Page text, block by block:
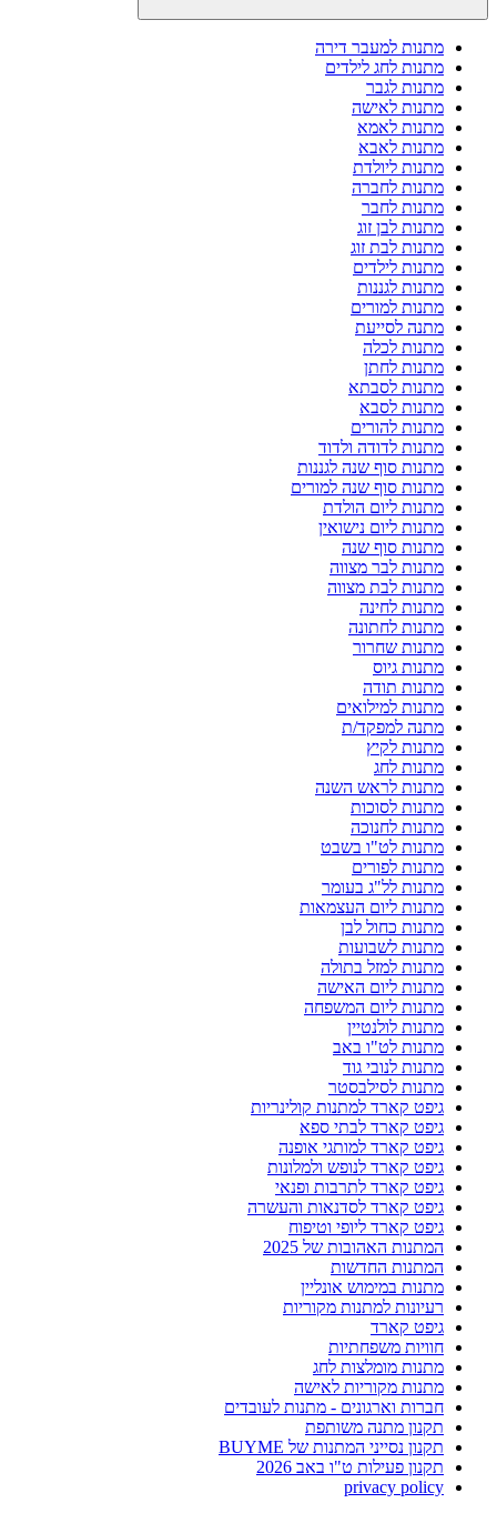
מתנות למעבר דירה
מתנות לחג לילדים
מתנות לגבר
מתנות לאישה
מתנות לאמא
מתנות לאבא
מתנות ליולדת
מתנות לחברה
מתנות לחבר
מתנות לבן זוג
מתנות לבת זוג
מתנות לילדים
מתנות לגננות
מתנות למורים
מתנה לסייעת
מתנות לכלה
מתנות לחתן
מתנות לסבתא
מתנות לסבא
מתנות להורים
מתנות לדודה ולדוד
מתנות סוף שנה לגננות
מתנות סוף שנה למורים
מתנות ליום הולדת
מתנות ליום נישואין
מתנות סוף שנה
מתנות לבר מצווה
מתנות לבת מצווה
מתנות לחינה
מתנות לחתונה
מתנות שחרור
מתנות גיוס
מתנות תודה
מתנות למילואים
מתנה למפקד/ת
מתנות לקיץ
מתנות לחג
מתנות לראש השנה
מתנות לסוכות
מתנות לחנוכה
מתנות לט"ו בשבט
מתנות לפורים
מתנות לל"ג בעומר
מתנות ליום העצמאות
מתנות כחול לבן
מתנות לשבועות
מתנות למזל בתולה
מתנות ליום האישה
מתנות ליום המשפחה
מתנות לולנטיין
מתנות לט"ו באב
מתנות לנובי גוד
מתנות לסילבסטר
גיפט קארד למתנות קולינריות
גיפט קארד לבתי ספא
גיפט קארד למותגי אופנה
גיפט קארד לנופש ולמלונות
גיפט קארד לתרבות ופנאי
גיפט קארד לסדנאות והעשרה
גיפט קארד ליופי וטיפוח
המתנות האהובות של 2025
המתנות החדשות
מתנות במימוש אונליין
רעיונות למתנות מקוריות
גיפט קארד
חוויות משפחתיות
מתנות מומלצות לחג
מתנות מקוריות לאישה
חברות וארגונים - מתנות לעובדים
תקנון מתנה משותפת
תקנון נסייני המתנות של BUYME
תקנון פעילות ט"ו באב 2026
privacy policy